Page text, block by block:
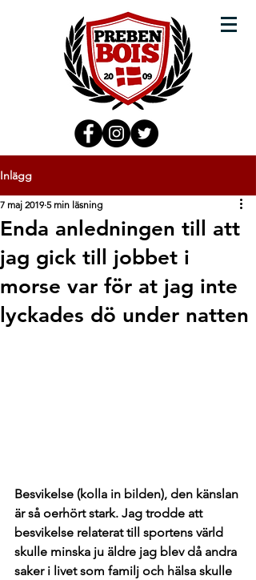
Inlägg
Enda anledningen till att
jag gick till jobbet i
morse var för at jag inte
lyckades dö under natten
7 maj 2019 5 min läsning
Besvikelse (kolla in bilden), den känslan
är så oerhört stark. Jag trodde att
besvikelse relaterat till sportens värld
skulle minska ju äldre jag blev då andra
saker i livet som familj och hälsa skulle